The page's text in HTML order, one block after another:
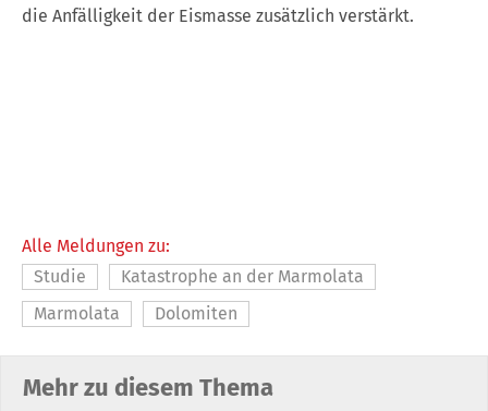
die Anfälligkeit der Eismasse zusätzlich verstärkt.
Alle Meldungen zu:
Studie
Katastrophe an der Marmolata
Marmolata
Dolomiten
Mehr zu diesem Thema